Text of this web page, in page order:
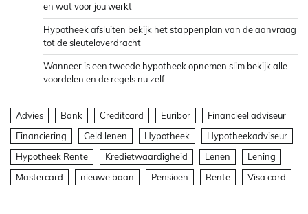
en wat voor jou werkt
Hypotheek afsluiten bekijk het stappenplan van de aanvraag
tot de sleuteloverdracht
Wanneer is een tweede hypotheek opnemen slim bekijk alle
voordelen en de regels nu zelf
Advies Bank Creditcard Euribor
Financieel adviseur
Financiering
Geld lenen Hypotheek
Hypotheekadviseur
Hypotheek Rente
Kredietwaardigheid Lenen
Lening
Mastercard
nieuwe baan Pensioen Rente Visa card